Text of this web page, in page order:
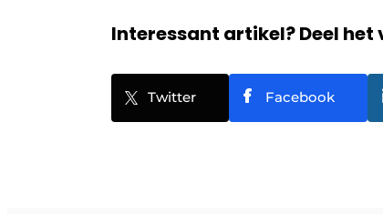
Interessant artikel? Deel het
Twitter Facebook